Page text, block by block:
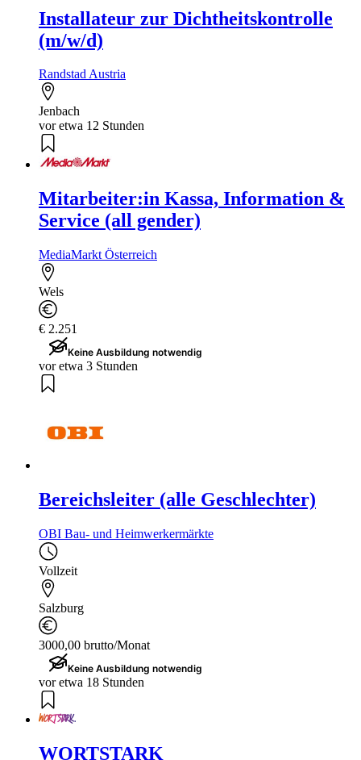
Installateur zur Dichtheitskontrolle
(m/w/d)
Randstad Austria
Jenbach
vor etwa 12 Stunden
Mitarbeiter:in Kassa, Information &
Service (all gender)
MediaMarkt Österreich
Wels
€ 2.251
Keine Ausbildung notwendig
vor etwa 3 Stunden
Bereichsleiter (alle Geschlechter)
OBI Bau- und Heimwerkermärkte
Vollzeit
Salzburg
3000,00 brutto/Monat
Keine Ausbildung notwendig
vor etwa 18 Stunden
WORTSTARK